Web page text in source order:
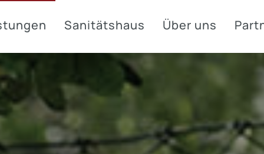
Sanitätshaus Über uns